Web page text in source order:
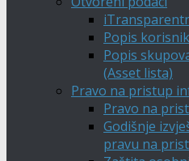
Popis
Popis
(Asset lista)
Pravo na pristup
Pravo na
Godišnje
pravu na